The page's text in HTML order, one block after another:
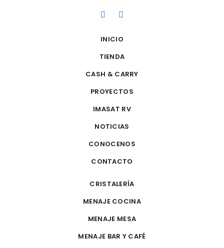
INICIO
TIENDA
CASH & CARRY
PROYECTOS
IMASAT RV
NOTICIAS
CONOCENOS
CONTACTO
CRISTALERÍA
MENAJE COCINA
MENAJE MESA
MENAJE BAR Y CAFÉ